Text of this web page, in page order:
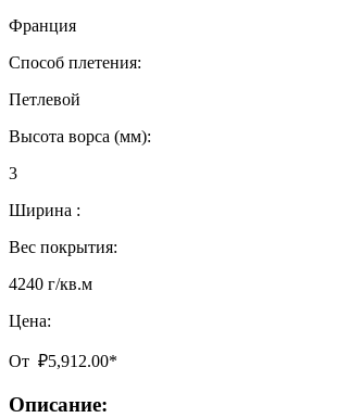
Франция
Способ плетения:
Петлевой
Высота ворса (мм):
3
Ширина :
Вес покрытия:
4240 г/кв.м
Цена:
От ₽5,912.00*
Описание: